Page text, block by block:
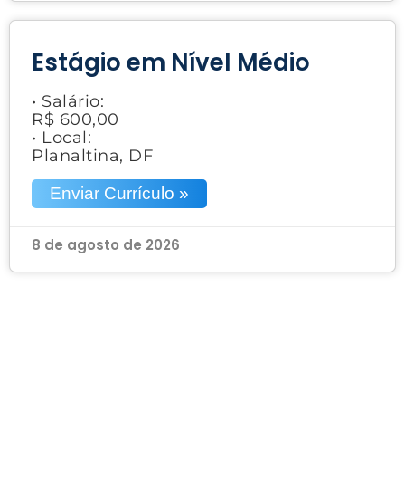
Estágio em Nível Médio
• Salário:
R$ 600,00
• Local:
Planaltina, DF
Enviar Currículo »
8 de agosto de 2026